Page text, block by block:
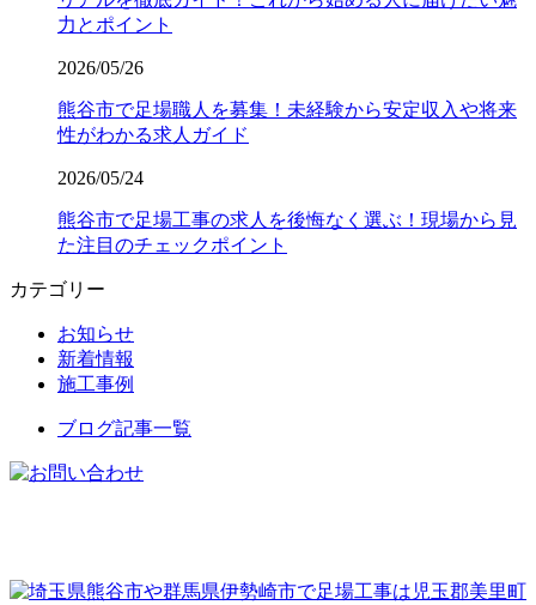
力とポイント
2026/05/26
熊谷市で足場職人を募集！未経験から安定収入や将来
性がわかる求人ガイド
2026/05/24
熊谷市で足場工事の求人を後悔なく選ぶ！現場から見
た注目のチェックポイント
カテゴリー
お知らせ
新着情報
施工事例
ブログ記事一覧